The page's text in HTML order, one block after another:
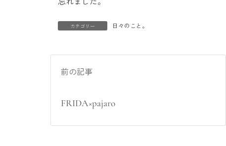
カテゴリー 日々のこと。
前の記事
FRIDA×pajaro